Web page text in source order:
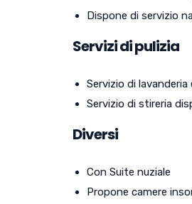
Dispone di servizio
Servizi di pulizia
Servizio di lavanderia
Servizio di stireria
Diversi
Con Suite nuziale
Propone camere